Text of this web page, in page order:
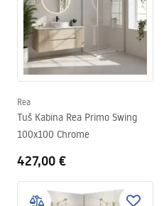
Rea
Tuš Kabina Rea Primo Swing
100x100 Chrome
427,00 €